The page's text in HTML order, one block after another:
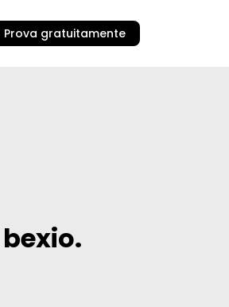
Prova gratuitamente